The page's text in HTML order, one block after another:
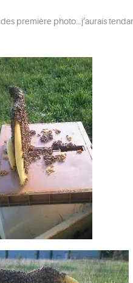
première photo…j’aurais